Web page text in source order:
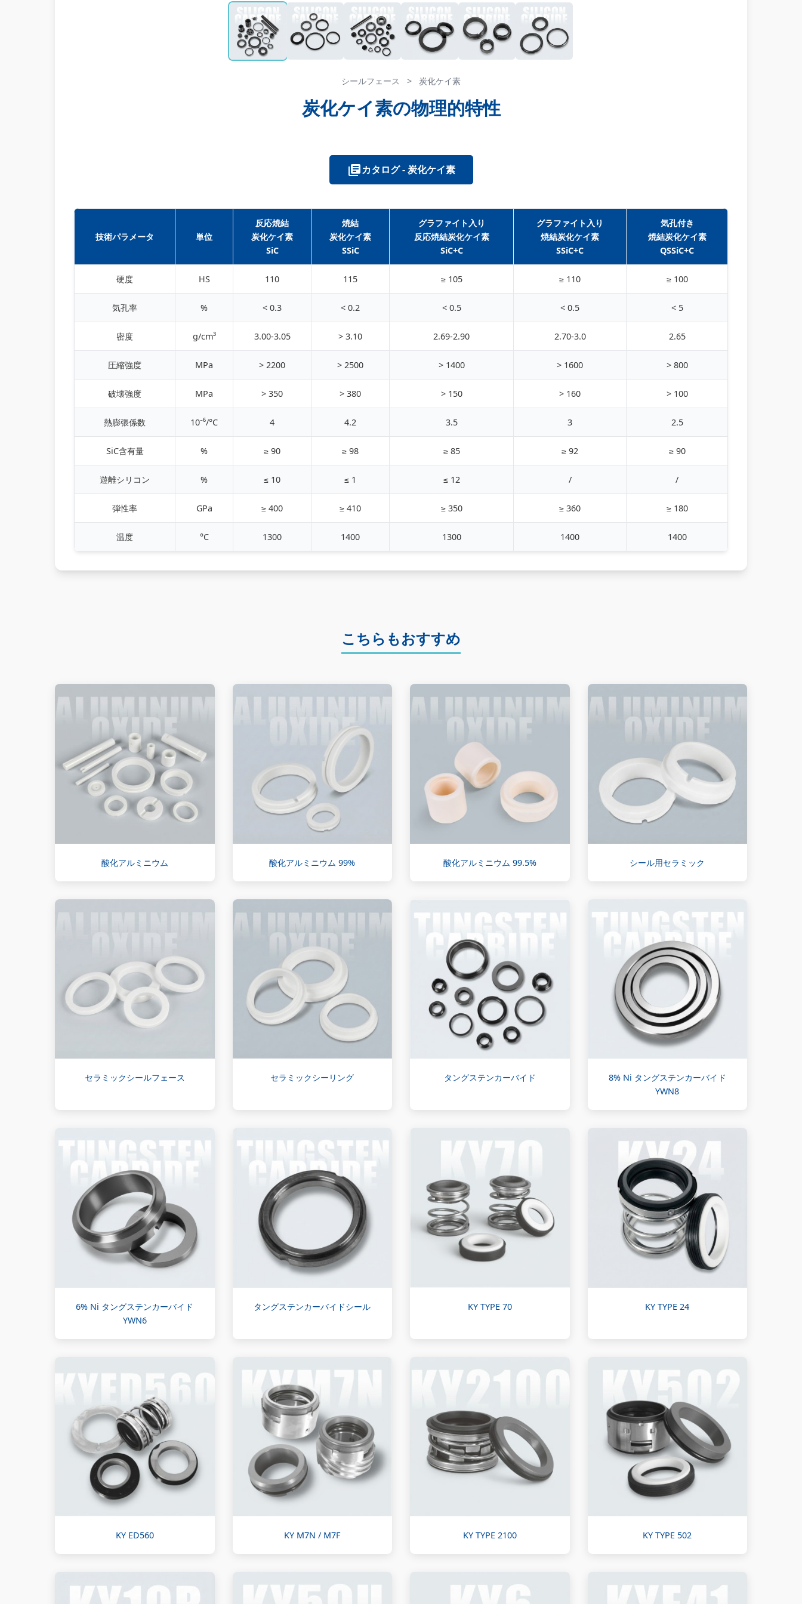
シールフェース > 炭化ケイ素
炭化ケイ素の物理的特性
カタログ - 炭化ケイ素
技術パラメータ 単位
反応焼結
炭化ケイ素
SiC
焼結
炭化ケイ素
SSiC
グラファイト入り
反応焼結炭化ケイ素
SiC+C
グラファイト入り
焼結炭化ケイ素
SSiC+C
気孔付き
焼結炭化ケイ素
QSSiC+C
硬度 HS 110 115 ≥ 105 ≥ 110 ≥ 100
気孔率 % < 0.3 < 0.2 < 0.5 < 0.5 < 5
密度 g/cm³ 3.00-3.05 > 3.10 2.69-2.90 2.70-3.0 2.65
圧縮強度 MPa > 2200 > 2500 > 1400 > 1600 > 800
破壊強度 MPa > 350 > 380 > 150 > 160 > 100
熱膨張係数 10⁻⁶/°C 4 4.2 3.5 3 2.5
SiC含有量 % ≥ 90 ≥ 98 ≥ 85 ≥ 92 ≥ 90
遊離シリコン % ≤ 10 ≤ 1 ≤ 12 / /
弾性率 GPa ≥ 400 ≥ 410 ≥ 350 ≥ 360 ≥ 180
温度 °C 1300 1400 1300 1400 1400
こちらもおすすめ
酸化アルミニウム 酸化アルミニウム 99% 酸化アルミニウム 99.5% シール用セラミック
セラミックシールフェース セラミックシーリング タングステンカーバイド
8% Ni タングステンカーバイド
YWN8
6% Ni タングステンカーバイド
YWN6
タングステンカーバイドシール KY TYPE 70 KY TYPE 24
KY ED560 KY M7N / M7F KY TYPE 2100 KY TYPE 502